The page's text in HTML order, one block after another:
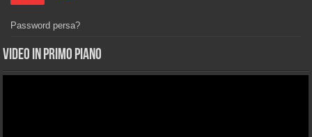
Password persa?
Video in primo piano